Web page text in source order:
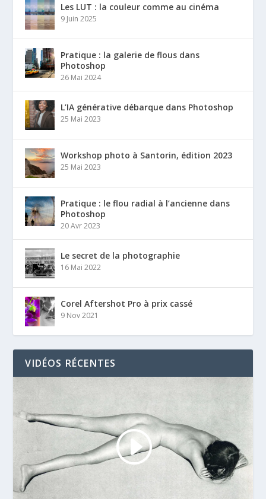
Les LUT : la couleur comme au cinéma
9 Juin 2025
Pratique : la galerie de flous dans
Photoshop
26 Mai 2024
L’IA générative débarque dans Photoshop
25 Mai 2023
Workshop photo à Santorin, édition 2023
25 Mai 2023
Pratique : le flou radial à l’ancienne dans
Photoshop
20 Avr 2023
Le secret de la photographie
16 Mai 2022
Corel Aftershot Pro à prix cassé
9 Nov 2021
VIDÉOS RÉCENTES